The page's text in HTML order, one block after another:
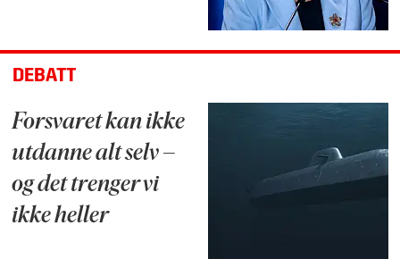
DEBATT
Forsvaret kan ikke
utdanne alt selv –
og det trenger vi
ikke heller